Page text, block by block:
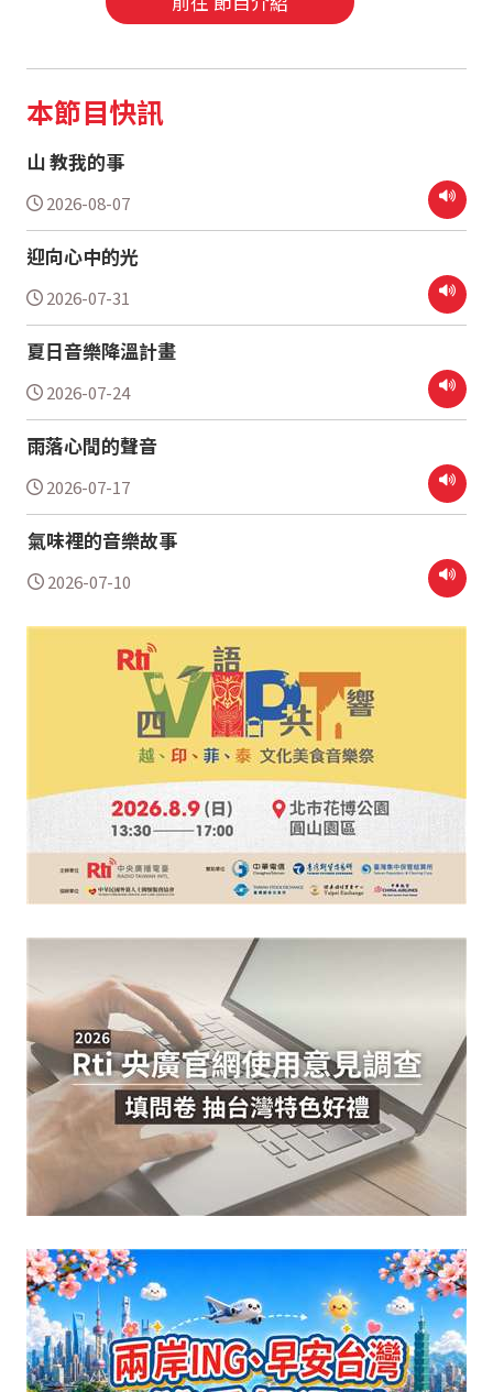
本節目快訊
山 教我的事
2026-08-07
迎向心中的光
2026-07-31
夏日音樂降溫計畫
2026-07-24
雨落心間的聲音
2026-07-17
氣味裡的音樂故事
2026-07-10